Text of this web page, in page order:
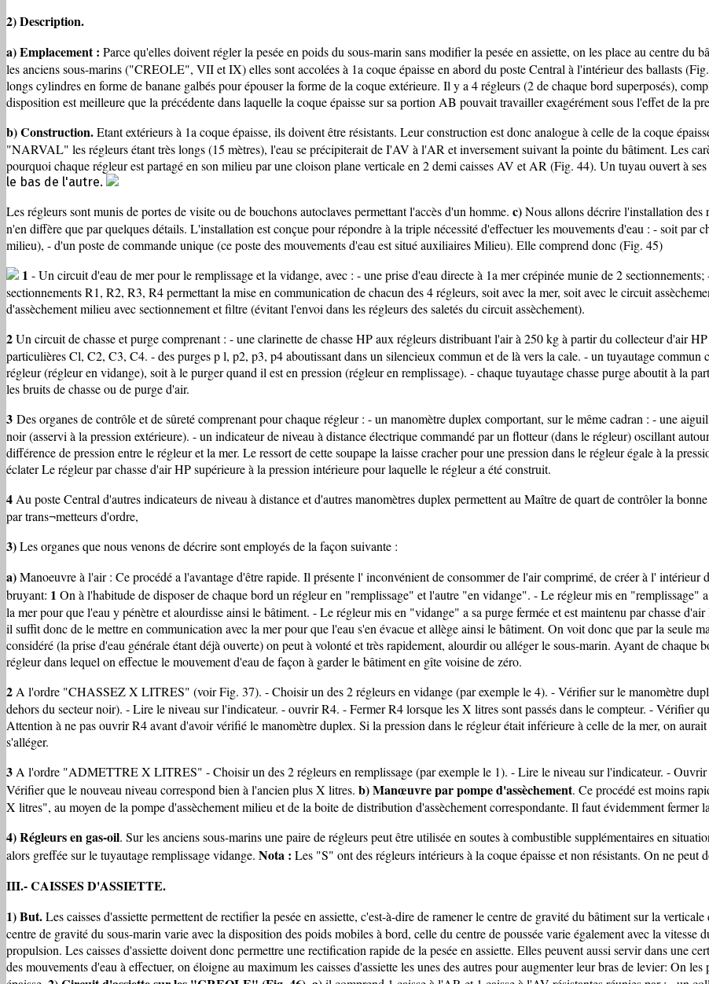
2) Description.
a) Emplacement : Parce qu'elles doivent régler la pesée en poids du sous-marin sans modifier la pesée en assiette, on les place au centre du
les anciens sous-marins ("CREOLE", VII et IX) elles sont accolées à 1a coque épaisse en abord du poste Central à l'intérieur des ballasts
longs cylindres en forme de banane galbés pour épouser la forme de la coque extérieure. Il y a 4 régleurs (2 de chaque bord superposés),
disposition est meilleure que la précédente dans laquelle la coque épaisse sur sa portion AB pouvait travailler exagérément sous l'effet de la
b) Construction.Etant extérieurs à 1a coque épaisse, ils doivent être résistants. Leur construction est donc analogue à celle de la coque
"NARVAL" les régleurs étant très longs (15 mètres), l'eau se précipiterait de I'AV à l'AR et inversement suivant la pointe du bâtiment. Les
pourquoi chaque régleur est partagé en son milieu par une cloison plane verticale en 2 demi caisses AV et AR (Fig. 44). Un tuyau ouvert à
le bas de l'autre.
Les régleurs sont munis de portes de visite ou de bouchons autoclaves permettant l'accès d'un homme. c)Nous allons décrire l'installation
n'en diffère que par quelques détails. L'installation est conçue pour répondre à la triple nécessité d'effectuer les mouvements d'eau : - soit par
milieu), - d'un poste de commande unique (ce poste des mouvements d'eau est situé auxiliaires Milieu). Elle comprend donc (Fig. 45)
1 - Un circuit d'eau de mer pour le remplissage et la vidange, avec : - une prise d'eau directe à 1a mer crépinée munie de 2
sectionnements R1, R2, R3, R4 permettant la mise en communication de chacun des 4 régleurs, soit avec la mer, soit avec le circuit
d'assèchement milieu avec sectionnement et filtre (évitant l'envoi dans les régleurs des saletés du circuit assèchement).
2Un circuit de chasse et purge comprenant : - une clarinette de chasse HP aux régleurs distribuant l'air à 250 kg à partir du collecteur d'air HP
particulières Cl, C2, C3, C4. - des purges p l, p2, p3, p4 aboutissant dans un silencieux commun et de là vers la cale. - un tuyautage commun
régleur (régleur en vidange), soit à le purger quand il est en pression (régleur en remplissage). - chaque tuyautage chasse purge aboutit à la
les bruits de chasse ou de purge d'air.
3 Des organes de contrôle et de sûreté comprenant pour chaque régleur : - un manomètre duplex comportant, sur le même cadran : - une
noir (asservi à la pression extérieure). - un indicateur de niveau à distance électrique commandé par un flotteur (dans le régleur) oscillant
différence de pression entre le régleur et la mer. Le ressort de cette soupape la laisse cracher pour une pression dans le régleur égale à la
éclater Le régleur par chasse d'air HP supérieure à la pression intérieure pour laquelle le régleur a été construit.
4 Au poste Central d'autres indicateurs de niveau à distance et d'autres manomètres duplex permettent au Maître de quart de contrôler la
par trans¬metteurs d'ordre,
3)Les organes que nous venons de décrire sont employés de la façon suivante :
a)Manoeuvre à l'air : Ce procédé a l'avantage d'être rapide. Il présente l' inconvénient de consommer de l'air comprimé, de créer à l' intérieur
bruyant: 1 On à l'habitude de disposer de chaque bord un régleur en "remplissage" et l'autre "en vidange". - Le régleur mis en "remplissage"
la mer pour que l'eau y pénètre et alourdisse ainsi le bâtiment. - Le régleur mis en "vidange" a sa purge fermée et est maintenu par chasse
il suffit donc de le mettre en communication avec la mer pour que l'eau s'en évacue et allège ainsi le bâtiment. On voit donc que par la seule
considéré (la prise d'eau générale étant déjà ouverte) on peut à volonté et très rapidement, alourdir ou alléger le sous-marin. Ayant de
régleur dans lequel on effectue le mouvement d'eau de façon à garder le bâtiment en gîte voisine de zéro.
2 A l'ordre "CHASSEZ X LITRES" (voir Fig. 37). - Choisir un des 2 régleurs en vidange (par exemple le 4). - Vérifier sur le manomètre
dehors du secteur noir). - Lire le niveau sur l'indicateur. - ouvrir R4. - Fermer R4 lorsque les X litres sont passés dans le compteur. - Vérifier
Attention à ne pas ouvrir R4 avant d'avoir vérifié le manomètre duplex. Si la pression dans le régleur était inférieure à celle de la mer, on
s'alléger.
3 A l'ordre "ADMETTRE X LITRES" - Choisir un des 2 régleurs en remplissage (par exemple le 1). - Lire le niveau sur l'indicateur. - Ouvrir
Vérifier que le nouveau niveau correspond bien à l'ancien plus X litres. b) Manœuvre par pompe d'assèchement. Ce procédé est moins
X litres", au moyen de la pompe d'assèchement milieu et de la boite de distribution d'assèchement correspondante. Il faut évidemment
4) Régleurs en gas-oil. Sur les anciens sous-marins une paire de régleurs peut être utilisée en soutes à combustible supplémentaires en
alors greffée sur le tuyautage remplissage vidange. Nota : Les "S" ont des régleurs intérieurs à la coque épaisse et non résistants. On ne peut
III.- CAISSES D'ASSIETTE.
1) But.Les caisses d'assiette permettent de rectifier la pesée en assiette, c'est-à-dire de ramener le centre de gravité du bâtiment sur la
centre de gravité du sous-marin varie avec la disposition des poids mobiles à bord, celle du centre de poussée varie également avec la vitesse
propulsion. Les caisses d'assiette doivent donc permettre une rectification rapide de la pesée en assiette. Elles peuvent aussi servir dans une
des mouvements d'eau à effectuer, on éloigne au maximum les caisses d'assiette les unes des autres pour augmenter leur bras de levier: On